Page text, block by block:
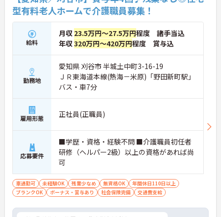
型有料老人ホームで介護職員募集！
給料
月収 23.5万円～27.5万円程度 諸手当込
年収320万円～420万円程度 賞与込
勤務地
愛知県 刈谷市 半城土中町3-16-19
ＪＲ東海道本線(熱海－米原)「野田新町駅」
バス・車7分
雇用形態 正社員(正職員)
応募要件
■学歴・資格・経験不問 ■介護職員初任者
研修（ヘルパー2級）以上の資格があれば尚
可
車通勤可 未経験OK 残業少なめ 無資格OK
年間休日110日以上
ブランクOK
ボーナス・賞与あり 社会保険完備 交通費支給